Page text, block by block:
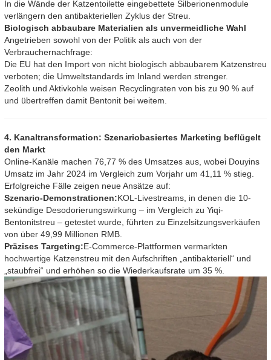
In die Wände der Katzentoilette eingebettete Silberionenmodule
verlängern den antibakteriellen Zyklus der Streu.
Biologisch abbaubare Materialien als unvermeidliche Wahl
Angetrieben sowohl von der Politik als auch von der
Verbrauchernachfrage:
Die EU hat den Import von nicht biologisch abbaubarem Katzenstreu
verboten; die Umweltstandards im Inland werden strenger.
Zeolith und Aktivkohle weisen Recyclingraten von bis zu 90 % auf
und übertreffen damit Bentonit bei weitem.
4. Kanaltransformation: Szenariobasiertes Marketing beflügelt
den Markt
Online-Kanäle machen 76,77 % des Umsatzes aus, wobei Douyins
Umsatz im Jahr 2024 im Vergleich zum Vorjahr um 41,11 % stieg.
Erfolgreiche Fälle zeigen neue Ansätze auf:
Szenario-Demonstrationen:KOL-Livestreams, in denen die 10-
sekündige Desodorierungswirkung – im Vergleich zu Yiqi-
Bentonitstreu – getestet wurde, führten zu Einzelsitzungsverkäufen
von über 49,99 Millionen RMB.
Präzises Targeting:E-Commerce-Plattformen vermarkten
hochwertige Katzenstreu mit den Aufschriften „antibakteriell“ und
„staubfrei“ und erhöhen so die Wiederkaufsrate um 35 %.